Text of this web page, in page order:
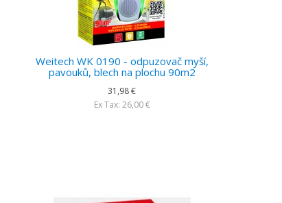
Weitech WK 0190 - odpuzovač myší,
pavouků, blech na plochu 90m2
31,98 €
Ex Tax: 26,00 €